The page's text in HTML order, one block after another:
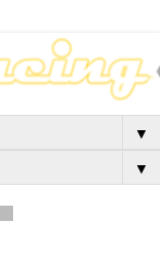
▼
▼